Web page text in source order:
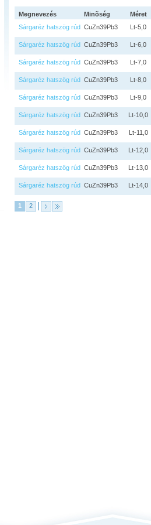
Megnevezés Minõség Méret
Sárgaréz hatszög rúd CuZn39Pb3 Lt-5,0
Sárgaréz hatszög rúd CuZn39Pb3 Lt-6,0
Sárgaréz hatszög rúd CuZn39Pb3 Lt-7,0
Sárgaréz hatszög rúd CuZn39Pb3 Lt-8,0
Sárgaréz hatszög rúd CuZn39Pb3 Lt-9,0
Sárgaréz hatszög rúd CuZn39Pb3 Lt-10,0
Sárgaréz hatszög rúd CuZn39Pb3 Lt-11,0
Sárgaréz hatszög rúd CuZn39Pb3 Lt-12,0
Sárgaréz hatszög rúd CuZn39Pb3 Lt-13,0
Sárgaréz hatszög rúd CuZn39Pb3 Lt-14,0
1 2